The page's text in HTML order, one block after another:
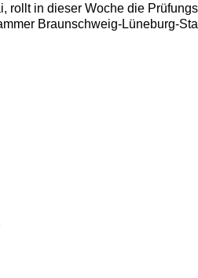
rollt in dieser Woche die
Braunschweig-Lüneburg-